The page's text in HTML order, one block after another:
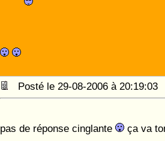
Posté le 29-08-2006 à
pas de réponse cinglante ça va